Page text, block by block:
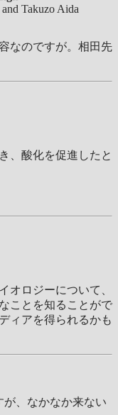
Takuzo Aida
なのですが。相田先
、酸化を促進したと
ロジーについて、
ことを知ることがで
ィアを得られるかも
、なかなか来ない